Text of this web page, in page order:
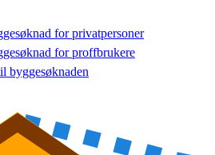
for privatpersoner
for proffbrukere
byggesøknaden